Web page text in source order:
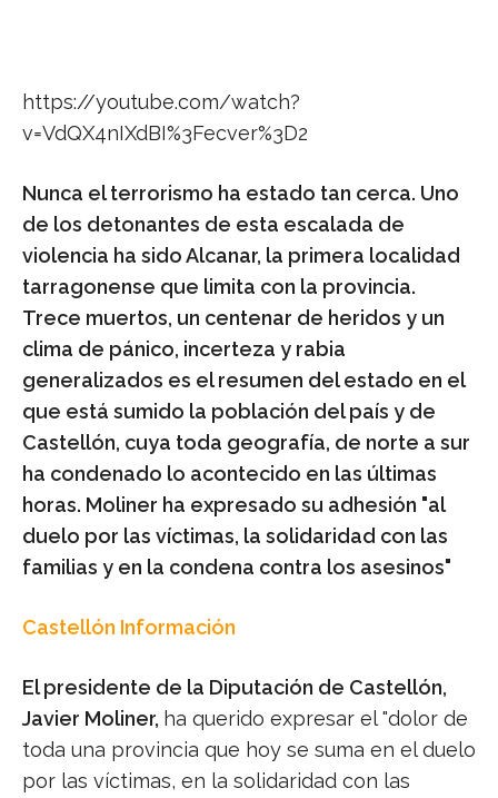
https://youtube.com/watch?
v=VdQX4nIXdBI%3Fecver%3D2
Nunca el terrorismo ha estado tan cerca. Uno
de los detonantes de esta escalada de
violencia ha sido Alcanar, la primera localidad
tarragonense que limita con la provincia.
Trece muertos, un centenar de heridos y un
clima de pánico, incerteza y rabia
generalizados es el resumen del estado en el
que está sumido la población del país y de
Castellón, cuya toda geografía, de norte a sur
ha condenado lo acontecido en las últimas
horas. Moliner ha expresado su adhesión "al
duelo por las víctimas, la solidaridad con las
familias y en la condena contra los asesinos"
Castellón Información
El presidente de la Diputación de Castellón,
Javier Moliner, ha querido expresar el "dolor de
toda una provincia que hoy se suma en el duelo
por las víctimas, en la solidaridad con las